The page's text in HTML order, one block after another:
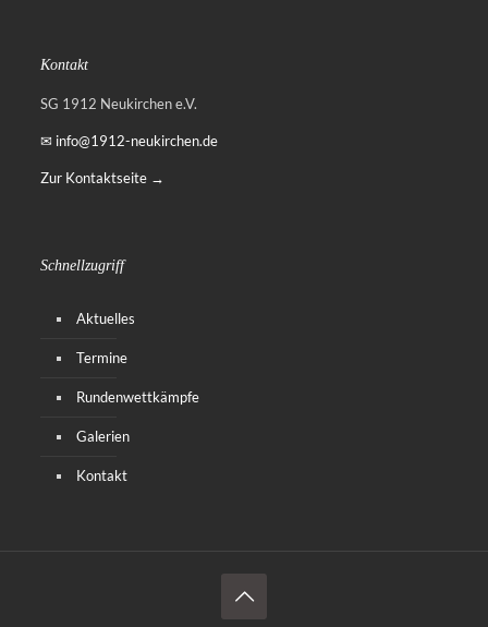
Kontakt
SG 1912 Neukirchen e.V.
✉ info@1912-neukirchen.de
Zur Kontaktseite →
Schnellzugriff
Aktuelles
Termine
Rundenwettkämpfe
Galerien
Kontakt